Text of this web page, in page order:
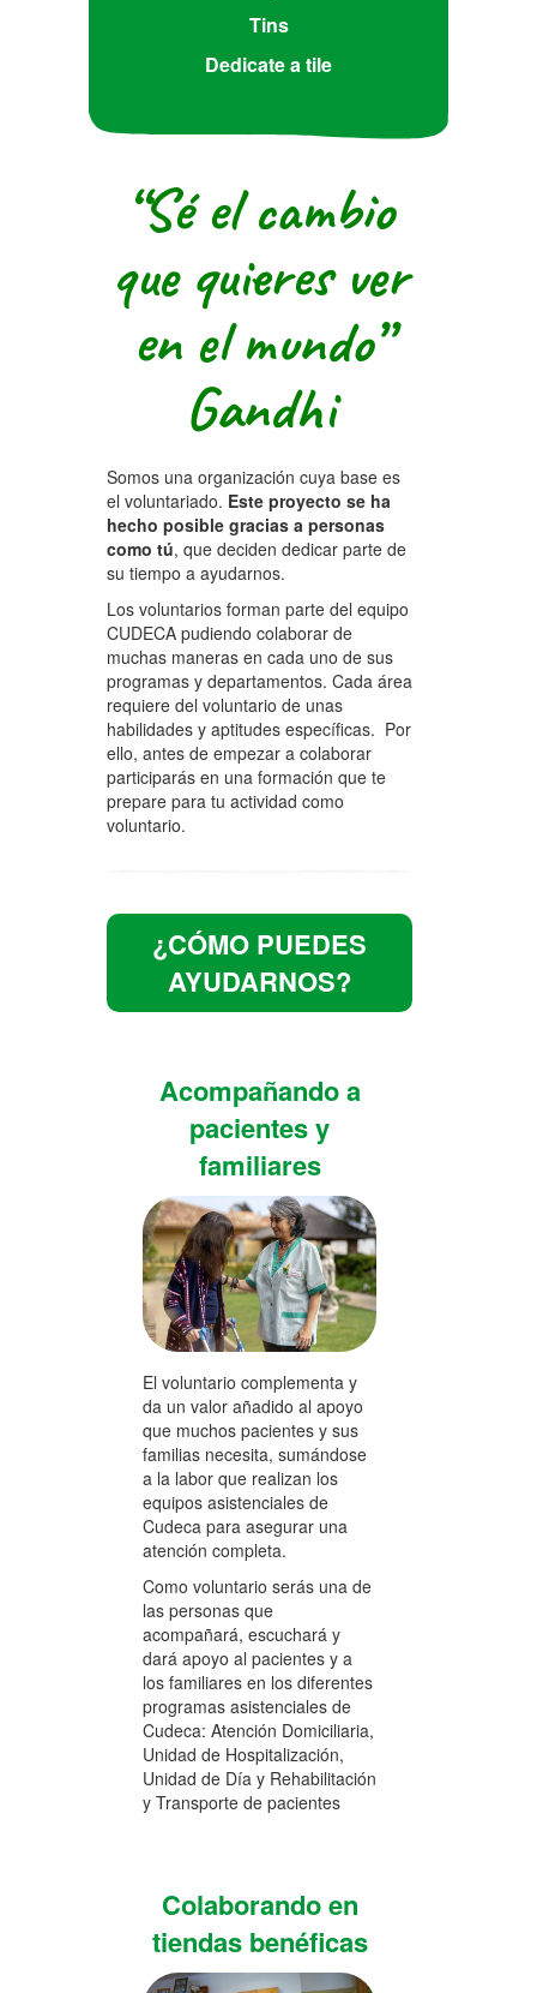
Tins
Dedicate a tile
“Sé el cambio
que quieres ver
en el mundo”
Gandhi
Somos una organización cuya base es
el voluntariado. Este proyecto se ha
hecho posible gracias a personas
como tú, que deciden dedicar parte de
su tiempo a ayudarnos.
Los voluntarios forman parte del equipo
CUDECA pudiendo colaborar de
muchas maneras en cada uno de sus
programas y departamentos. Cada área
requiere del voluntario de unas
habilidades y aptitudes específicas. Por
ello, antes de empezar a colaborar
participarás en una formación que te
prepare para tu actividad como
voluntario.
¿CÓMO PUEDES
AYUDARNOS?
Acompañando a
pacientes y
familiares
El voluntario complementa y
da un valor añadido al apoyo
que muchos pacientes y sus
familias necesita, sumándose
a la labor que realizan los
equipos asistenciales de
Cudeca para asegurar una
atención completa.
Como voluntario serás una de
las personas que
acompañará, escuchará y
dará apoyo al pacientes y a
los familiares en los diferentes
programas asistenciales de
Cudeca: Atención Domiciliaria,
Unidad de Hospitalización,
Unidad de Día y Rehabilitación
y Transporte de pacientes
Colaborando en
tiendas benéficas